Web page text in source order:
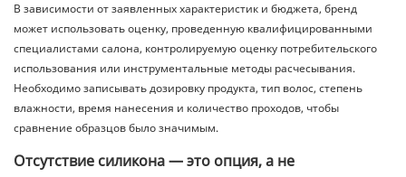
В зависимости от заявленных характеристик и бюджета, бренд
может использовать оценку, проведенную квалифицированными
специалистами салона, контролируемую оценку потребительского
использования или инструментальные методы расчесывания.
Необходимо записывать дозировку продукта, тип волос, степень
влажности, время нанесения и количество проходов, чтобы
сравнение образцов было значимым.
Отсутствие силикона — это опция, а не